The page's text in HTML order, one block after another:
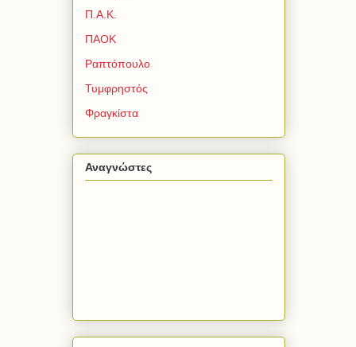
Π.Α.Κ.
ΠΑΟΚ
Ραπτόπουλο
Τυμφρηστός
Φραγκίστα
Αναγνώστες